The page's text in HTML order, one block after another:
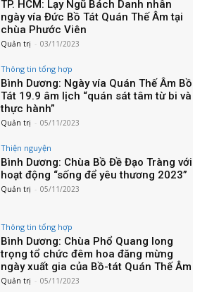
TP. HCM: Lạy Ngũ Bách Danh nhân
ngày vía Đức Bồ Tát Quán Thế Âm tại
chùa Phước Viên
Quản trị - 03/11/2023
Thông tin tổng hợp
Bình Dương: Ngày vía Quán Thế Âm Bồ
Tát 19.9 âm lịch “quán sát tâm từ bi và
thực hành”
Quản trị - 05/11/2023
Thiện nguyện
Bình Dương: Chùa Bồ Đề Đạo Tràng với
hoạt động “sống để yêu thương 2023”
Quản trị - 05/11/2023
Thông tin tổng hợp
Bình Dương: Chùa Phổ Quang long
trọng tổ chức đêm hoa đăng mừng
ngày xuất gia của Bồ-tát Quán Thế Âm
Quản trị - 05/11/2023